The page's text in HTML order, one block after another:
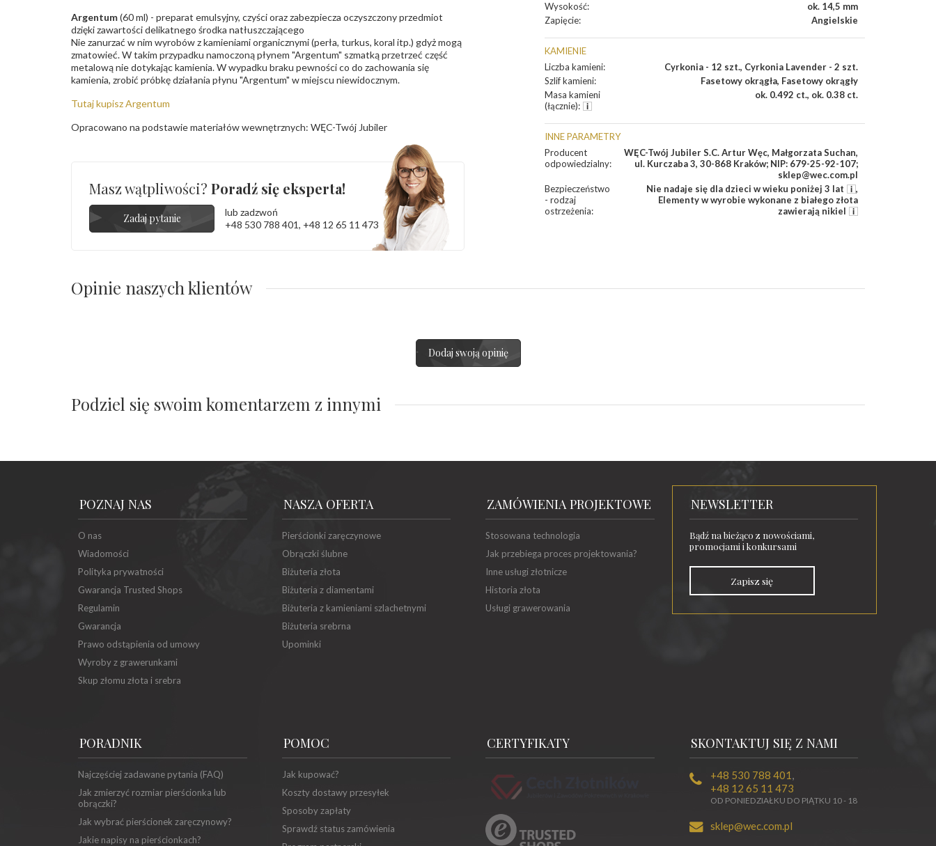
Wysokość:
ok. 14,5 mm
Zapięcie: Angielskie
KAMIENIE
Liczba kamieni: Cyrkonia - 12 szt., Cyrkonia Lavender - 2 szt.
Szlif kamieni: Fasetowy okrągła, Fasetowy okrągły
Masa kamieni
(łącznie):
ok. 0.492 ct., ok. 0.38 ct.
INNE PARAMETRY
Producent
odpowiedzialny:
WĘC-Twój Jubiler S.C. Artur Węc, Małgorzata Suchan,
ul. Kurczaba 3, 30-868 Kraków; NIP: 679-25-92-107;
sklep@wec.com.pl
Bezpieczeństwo
- rodzaj
ostrzeżenia:
Nie nadaje się dla dzieci w wieku poniżej 3 lat
,
Elementy w wyrobie wykonane z białego złota
zawierają nikiel
Argentum(60 ml) - preparat emulsyjny, czyści oraz zabezpiecza oczyszczony przedmiot
dzięki zawartości delikatnego środka natłuszczającego
Nie zanurzać w nim wyrobów z kamieniami organicznymi (perła, turkus, koral itp.) gdyż mogą
zmatowieć. W takim przypadku namoczoną płynem "Argentum" szmatką przetrzeć część
metalową nie dotykając kamienia. W wypadku braku pewności co do zachowania się
kamienia, zrobić próbkę działania płynu "Argentum" w miejscu niewidocznym.
Tutaj kupisz Argentum
Opracowano na podstawie materiałów wewnętrznych: WĘC-Twój Jubiler
Masz wątpliwości? Poradź się eksperta!
Zadaj pytanie
lub zadzwoń
+48 530 788 401, +48 12 65 11 473
Opinie naszych klientów
Dodaj swoją opinię
Podziel się swoim komentarzem z innymi
POZNAJ NAS
O nas
Wiadomości
Polityka prywatności
Gwarancja Trusted Shops
Regulamin
Gwarancja
Prawo odstąpienia od umowy
Wyroby z grawerunkami
Skup złomu złota i srebra
NASZA OFERTA
Pierścionki zaręczynowe
Obrączki ślubne
Biżuteria złota
Biżuteria z diamentami
Biżuteria z kamieniami szlachetnymi
Biżuteria srebrna
Upominki
ZAMÓWIENIA PROJEKTOWE
Stosowana technologia
Jak przebiega proces projektowania?
Inne usługi złotnicze
Historia złota
Usługi grawerowania
NEWSLETTER
Bądź na bieżąco z nowościami,
promocjami i konkursami
Zapisz się
PORADNIK
Najczęściej zadawane pytania (FAQ)
Jak zmierzyć rozmiar pierścionka lub
obrączki?
Jak wybrać pierścionek zaręczynowy?
Jakie napisy na pierścionkach?
POMOC
Jak kupować?
Koszty dostawy przesyłek
Sposoby zapłaty
Sprawdź status zamówienia
CERTYFIKATY SKONTAKTUJ SIĘ Z NAMI
+48 530 788 401 ,
+48 12 65 11 473
OD PONIEDZIAŁKU DO PIĄTKU 10 - 18
sklep@wec.com.pl